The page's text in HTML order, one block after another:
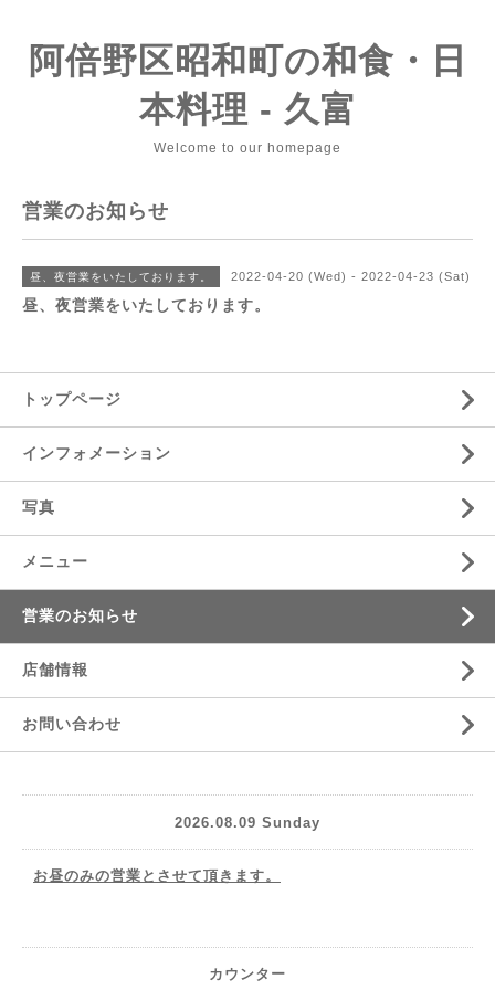
阿倍野区昭和町の和食・日
本料理 - 久富
Welcome to our homepage
営業のお知らせ
昼、夜営業をいたしております。 2022-04-20 (Wed) - 2022-04-23 (Sat)
昼、夜営業をいたしております。
トップページ
インフォメーション
写真
メニュー
営業のお知らせ
店舗情報
お問い合わせ
2026.08.09 Sunday
お昼のみの営業とさせて頂きます。
カウンター